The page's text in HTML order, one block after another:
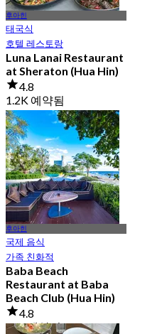
후아힌
태국식
호텔 레스토랑
Luna Lanai Restaurant
at Sheraton (Hua Hin)
4.8
1.2K 예약됨
에서
฿ 397.5
후아힌
국제 음식
가족 친화적
Baba Beach
Restaurant at Baba
Beach Club (Hua Hin)
4.8
776 예약됨